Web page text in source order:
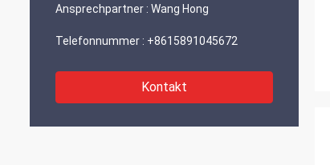
Ansprechpartner : Wang Hong
Telefonnummer : +8615891045672
Kontakt